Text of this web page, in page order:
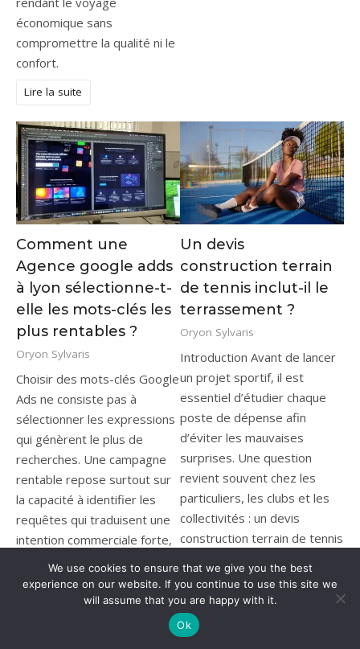
économique sans
compromettre la qualité ni le
confort.
Lire la suite
Comment une
Agence google adds
à lyon sélectionne-t-
elle les mots-clés les
plus rentables ?
Oryon Sylvaris
Choisir des mots-clés Google
Ads ne consiste pas à
sélectionner les expressions
qui génèrent le plus de
recherches. Une campagne
rentable repose surtout sur
la capacité à identifier les
requêtes qui traduisent une
intention commerciale forte,
correspondent aux services
proposés et peuvent
produire des conversions à
Un devis
construction terrain
de tennis inclut-il le
terrassement ?
Oryon Sylvaris
Introduction Avant de lancer
un projet sportif, il est
essentiel d’étudier chaque
poste de dépense afin
d’éviter les mauvaises
surprises. Une question
revient souvent chez les
particuliers, les clubs et les
collectivités : un devis
construction terrain de tennis
automatiquement les travaux
de terrassement ? La
réponse dépend de plusieurs
critères, mais cette étape
We use cookies to ensure that we give you the best
experience on our website. If you continue to use this site we
will assume that you are happy with it.
Ok